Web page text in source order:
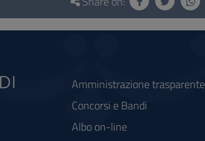
Amministrazione trasparente
Concorsi e Bandi
Albo on-line